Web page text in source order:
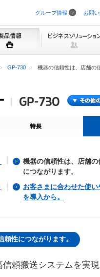
ビ
ョ
プ
グループ情報 お問
GP-730 機器の信頼性は、店舗の
機器の信頼性は、店舗の
につながります。
お客さまに合わせた使い
を導入から。
性につながります。
頼搬送システムを実現